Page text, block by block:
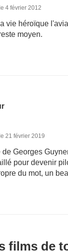
4 février 2012
vie héroïque
moyen.
21 février 2019
Georges
pour devenir
du mot, un
films de